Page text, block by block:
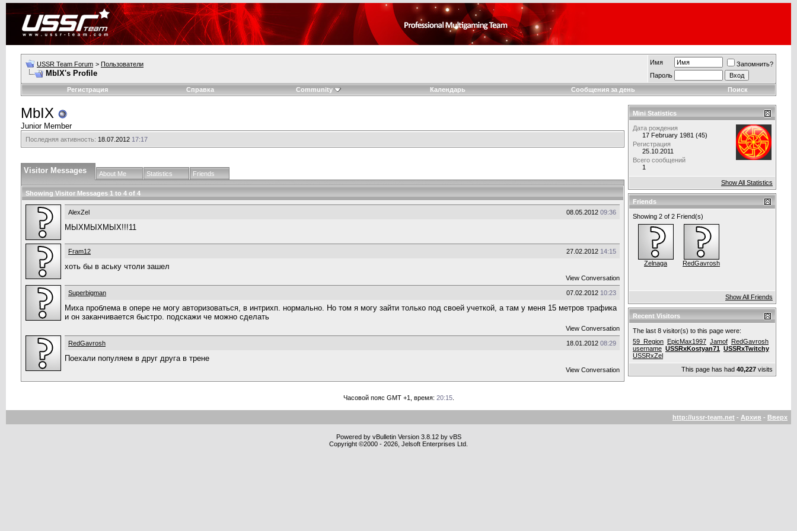
USSR Team Forum > Пользователи
MbIX's Profile
Имя
Запомнить?
Пароль
Регистрация
Справка Community Календарь Сообщения за день Поиск
MbIX
Junior Member
Последняя активность: 18.07.2012 17:17
Visitor Messages About Me Statistics Friends
Showing Visitor Messages 1 to 4 of 4
08.05.2012 09:36
AlexZel
МЫХМЫХМЫХ!!!11
27.02.2012 14:15
Fram12
хоть бы в аську чтоли зашел
View Conversation
07.02.2012 10:23
Superbigman
Миха проблема в опере не могу авторизоваться, в интрихп. нормально. Но том я могу зайти только под своей учеткой, а там у меня 15 метров трафика
и он заканчивается быстро. подскажи че можно сделать
View Conversation
18.01.2012 08:29
RedGavrosh
Поехали популяем в друг друга в трене
View Conversation
Mini Statistics
Дата рождения
17 February 1981 (45)
Регистрация
25.10.2011
Всего сообщений
1
Show All Statistics
Friends
Showing 2 of 2 Friend(s)
Zelnaga RedGavrosh
Show All Friends
Recent Visitors
The last 8 visitor(s) to this page were:
59_Region EpicMax1997 Jamof RedGavrosh
username USSRxKostyan71 USSRxTwitchy
USSRxZel
This page has had 40,227 visits
Часовой пояс GMT +1, время: 20:15.
http://ussr-team.net - Архив - Вверх
Powered by vBulletin Version 3.8.12 by vBS
Copyright ©2000 - 2026, Jelsoft Enterprises Ltd.